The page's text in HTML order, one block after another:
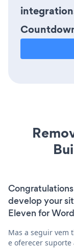
develop your
Eleven for
Mas a seguir vem
e oferecer suporte